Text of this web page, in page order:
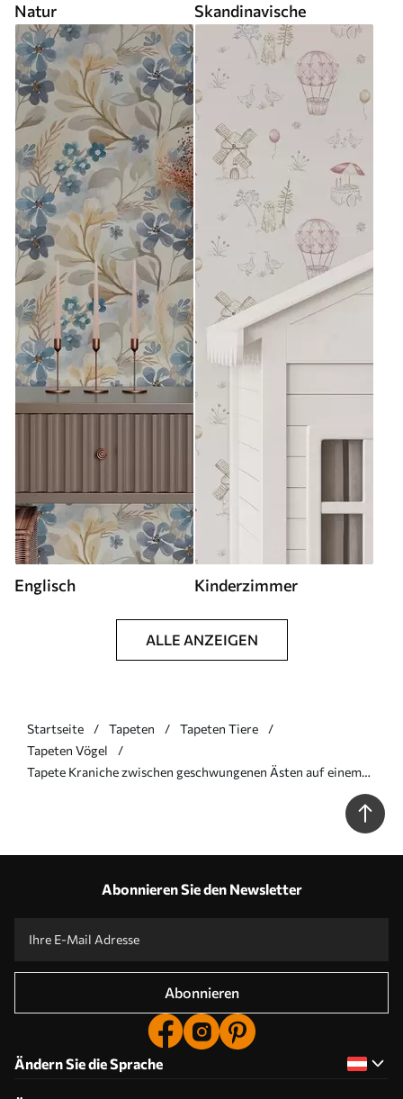
Natur Skandinavische
Englisch Kinderzimmer
ALLE ANZEIGEN
Startseite Tapeten
Tapeten Tiere
Tapeten Vögel
Tapete Kraniche zwischen geschwungenen Ästen auf einem
Abonnieren Sie den Newsletter
Abonnieren
Ändern Sie die Sprache